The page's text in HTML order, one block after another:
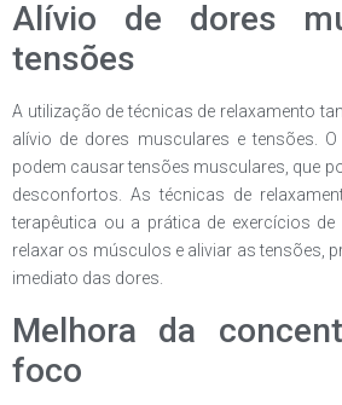
Alívio de dores
tensões
A utilização de técnicas de relaxamento
alívio de dores musculares e tensões.
podem causar tensões musculares, que
desconfortos. As técnicas de
terapêutica ou a prática de exercícios
relaxar os músculos e aliviar as tensões,
imediato das dores.
Melhora da
foco